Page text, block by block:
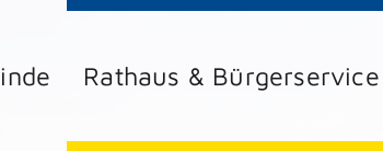
Rathaus & Bürgerservice